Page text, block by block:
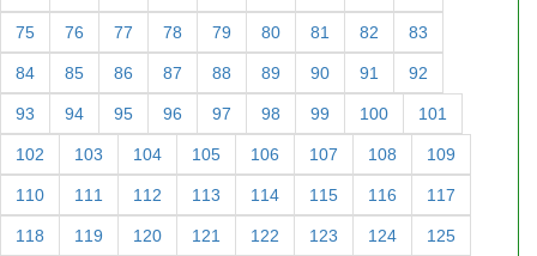
75 76 77 78 79 80 81 82 83
84 85 86 87 88 89 90 91 92
93 94 95 96 97 98 99 100 101
102 103 104 105 106 107 108 109
110 111 112 113 114 115 116 117
118 119 120 121 122 123 124 125